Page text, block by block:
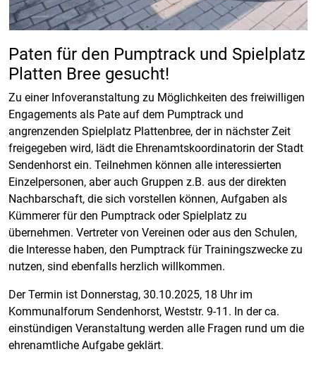
Paten für den Pumptrack und Spielplatz
Platten Bree gesucht!
Zu einer Infoveranstaltung zu Möglichkeiten des freiwilligen
Engagements als Pate auf dem Pumptrack und
angrenzenden Spielplatz Plattenbree, der in nächster Zeit
freigegeben wird, lädt die Ehrenamtskoordinatorin der Stadt
Sendenhorst ein. Teilnehmen können alle interessierten
Einzelpersonen, aber auch Gruppen z.B. aus der direkten
Nachbarschaft, die sich vorstellen können, Aufgaben als
Kümmerer für den Pumptrack oder Spielplatz zu
übernehmen. Vertreter von Vereinen oder aus den Schulen,
die Interesse haben, den Pumptrack für Trainingszwecke zu
nutzen, sind ebenfalls herzlich willkommen.
Der Termin ist Donnerstag, 30.10.2025, 18 Uhr im
Kommunalforum Sendenhorst, Weststr. 9-11. In der ca.
einstündigen Veranstaltung werden alle Fragen rund um die
ehrenamtliche Aufgabe geklärt.